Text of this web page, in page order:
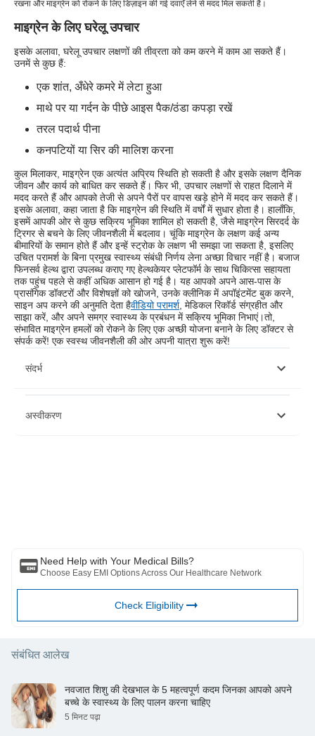
रखना और माइग्रेन को रोकने के लिए डिज़ाइन की गई दवाएँ लेने से मदद मिल सकती है।
माइग्रेन के लिए घरेलू उपचार
इसके अलावा, घरेलू उपचार लक्षणों की तीव्रता को कम करने में काम आ सकते हैं।
उनमें से कुछ हैं:
एक शांत, अँधेरे कमरे में लेटा हुआ
माथे पर या गर्दन के पीछे आइस पैक/ठंडा कपड़ा रखें
तरल पदार्थ पीना
कनपटियों या सिर की मालिश करना
कुल मिलाकर, माइग्रेन एक अत्यंत अप्रिय स्थिति हो सकती है और इसके लक्षण दैनिक
जीवन और कार्य को बाधित कर सकते हैं। फिर भी, उपचार लक्षणों से राहत दिलाने में
मदद करते हैं और आपको तेजी से अपने पैरों पर वापस खड़े होने में मदद कर सकते हैं।
इसके अलावा, कहा जाता है कि माइग्रेन की स्थिति में वर्षों में सुधार होता है। हालाँकि,
इसमें आपकी ओर से कुछ सक्रिय भूमिका शामिल हो सकती है, जैसे माइग्रेन सिरदर्द के
ट्रिगर से बचने के लिए जीवनशैली में बदलाव। चूंकि माइग्रेन के लक्षण कई अन्य
बीमारियों के समान होते हैं और इन्हें स्ट्रोक के लक्षण भी समझा जा सकता है, इसलिए
उचित परामर्श के बिना प्रमुख स्वास्थ्य संबंधी निर्णय लेना अच्छा विचार नहीं है। बजाज
फिनसर्व हेल्थ द्वारा उपलब्ध कराए गए हेल्थकेयर प्लेटफॉर्म के साथ चिकित्सा सहायता
तक पहुंच पहले से कहीं अधिक आसान हो गई है। यह आपको अपने आस-पास के
प्रासंगिक डॉक्टरों और विशेषज्ञों को खोजने, उनके क्लीनिक में अपॉइंटमेंट बुक करने,
साइन अप करने की अनुमति देता हैवीडियो परामर्श, मेडिकल रिकॉर्ड संग्रहीत और
साझा करें, और अपने समग्र स्वास्थ्य के प्रबंधन में सक्रिय भूमिका निभाएं।तो,
संभावित माइग्रेन हमलों को रोकने के लिए एक अच्छी योजना बनाने के लिए डॉक्टर से
संपर्क करें! एक स्वस्थ जीवनशैली की ओर अपनी यात्रा शुरू करें!
संदर्भ
अस्वीकरण
Need Help with Your Medical Bills?
Choose Easy EMI Options Across Our Healthcare Network
Check Eligibility
संबंधित आलेख
नवजात शिशु की देखभाल के 5 महत्वपूर्ण कदम जिनका आपको अपने
बच्चे के स्वास्थ्य के लिए पालन करना चाहिए
5 मिनट पढ़ा